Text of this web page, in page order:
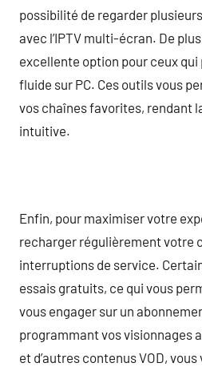
possibilité de regarder
avec l’IPTV multi-écran. De
excellente option pour ceux
fluide sur PC. Ces outils vous
vos chaînes favorites, rendant
intuitive.
Enfin, pour maximiser votre
recharger régulièrement votre
interruptions de service.
essais gratuits, ce qui vous
vous engager sur un
programmant vos visionnages
et d’autres contenus VOD,